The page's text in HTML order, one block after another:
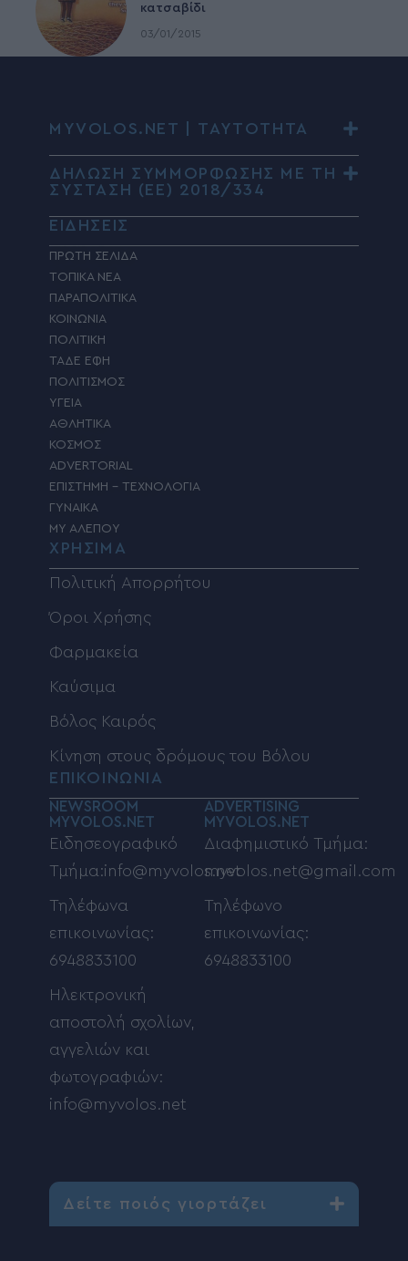
κατσαβίδι
03/01/2015
MYVOLOS.NET | ΤΑΥΤΟΤΗΤΑ
ΔΗΛΩΣΗ ΣΥΜΜΟΡΦΩΣΗΣ ΜΕ ΤΗ
ΣΥΣΤΑΣΗ (ΕΕ) 2018/334
ΕΙΔΗΣΕΙΣ
ΠΡΩΤΗ ΣΕΛΙΔΑ
ΤΟΠΙΚΑ ΝΕΑ
ΠΑΡΑΠΟΛΙΤΙΚΑ
ΚΟΙΝΩΝΙΑ
ΠΟΛΙΤΙΚΗ
ΤΑΔΕ ΕΦΗ
ΠΟΛΙΤΙΣΜΟΣ
ΥΓΕΙΑ
ΑΘΛΗΤΙΚΑ
ΚΟΣΜΟΣ
ADVERTORIAL
ΕΠΙΣΤΗΜΗ – ΤΕΧΝΟΛΟΓΙΑ
ΓΥΝΑΙΚΑ
MY ΑΛΕΠΟΥ
ΧΡΗΣΙΜΑ
Πολιτική Απορρήτου
Όροι Χρήσης
Φαρμακεία
Καύσιμα
Βόλος Καιρός
Κίνηση στους δρόμους του Βόλου
ΕΠΙΚΟΙΝΩΝΙΑ
NEWSROOM
MYVOLOS.NET
Ειδησεογραφικό
Τμήμα:info@myvolos.net
Τηλέφωνα
επικοινωνίας:
6948833100
Ηλεκτρονική
αποστολή σχολίων,
αγγελιών και
φωτογραφιών:
info@myvolos.net
ADVERTISING
MYVOLOS.NET
Διαφημιστικό Τμήμα:
myvolos.net@gmail.com
Τηλέφωνο
επικοινωνίας:
6948833100
Δείτε ποιός γιορτάζει